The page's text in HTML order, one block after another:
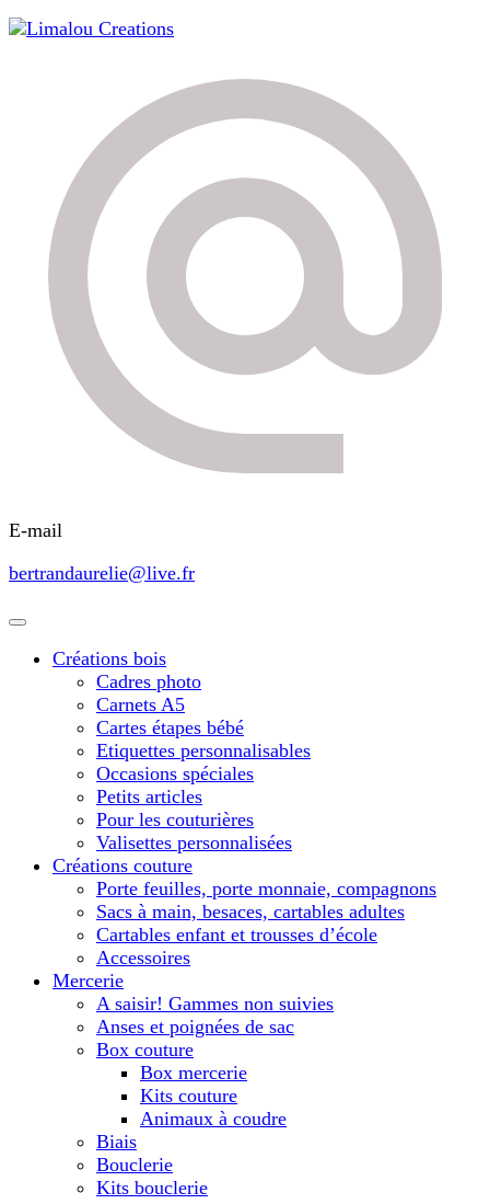
Limalou Creations
E-mail
bertrandaurelie@live.fr
Créations bois
Cadres photo
Carnets A5
Cartes étapes bébé
Etiquettes personnalisables
Occasions spéciales
Petits articles
Pour les couturières
Valisettes personnalisées
Créations couture
Porte feuilles, porte monnaie, compagnons
Sacs à main, besaces, cartables adultes
Cartables enfant et trousses d’école
Accessoires
Mercerie
A saisir! Gammes non suivies
Anses et poignées de sac
Box couture
Box mercerie
Kits couture
Animaux à coudre
Biais
Bouclerie
Kits bouclerie